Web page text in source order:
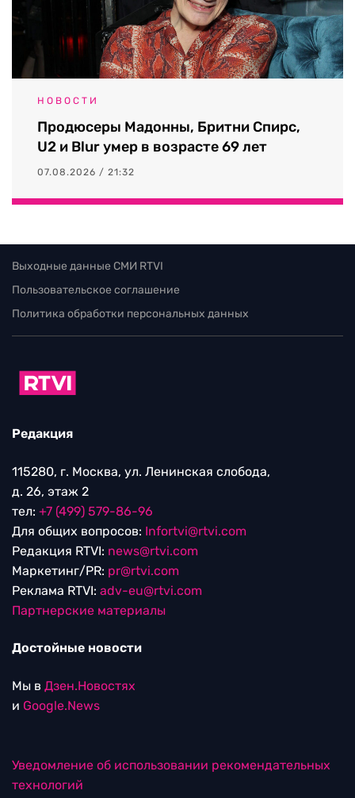
НОВОСТИ
Продюсеры Мадонны, Бритни Спирс,
U2 и Blur умер в возрасте 69 лет
07.08.2026 / 21:32
Выходные данные СМИ RTVI
Пользовательское соглашение
Политика обработки персональных данных
Редакция
115280, г. Москва, ул. Ленинская слобода,
д. 26, этаж 2
тел: +7 (499) 579-86-96
Для общих вопросов: Infortvi@rtvi.com
Редакция RTVI: news@rtvi.com
Маркетинг/PR: pr@rtvi.com
Реклама RTVI: adv-eu@rtvi.com
Партнерские материалы
Достойные новости
Мы в Дзен.Новостях
и Google.News
Уведомление об использовании рекомендательных
технологий